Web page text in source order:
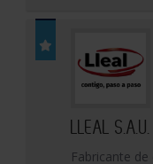
LLEAL S.A.U.
Fabricante